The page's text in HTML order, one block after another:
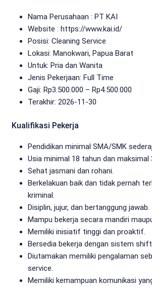
Nama Perusahaan : PT KAI
Website : https://www.kai.id/
Posisi: Cleaning Service
Lokasi: Manokwari, Papua Barat
Untuk: Pria dan Wanita
Jenis Pekerjaan: Full Time
Gaji: Rp3.500.000 – Rp4.500.000
Terakhir: 2026-11-30
Kualifikasi Pekerja
Pendidikan minimal SMA/SMK
Usia minimal 18 tahun dan maksimal
Sehat jasmani dan rohani.
Berkelakuan baik dan tidak pernah
kriminal.
Disiplin, jujur, dan bertanggung jawab.
Mampu bekerja secara mandiri
Memiliki inisiatif tinggi dan proaktif.
Bersedia bekerja dengan sistem
Diutamakan memiliki pengalaman
service.
Memiliki kemampuan komunikasi